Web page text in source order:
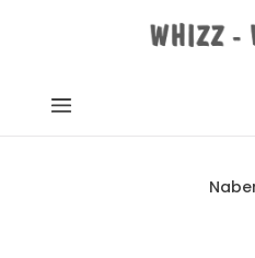
Zum Hauptinhalt springen